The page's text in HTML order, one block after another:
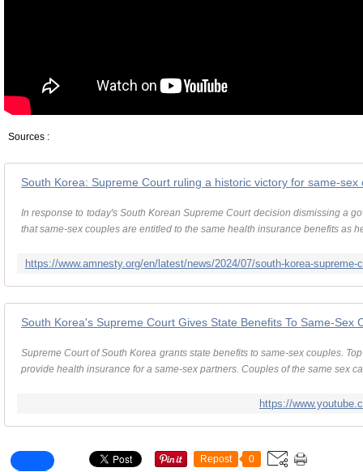
Sources :
South Korea: Supreme Court ruling a historic victory for same-sex
In response to today's South Korean Supreme Court decision dismissing a
that same-sex couples are entitled to the same health insurance benefits as
Supreme Court of South Korea grants state benefits to same-sex couples.
provide health insurance for a same-sex partners. Couples of the same sex
https://
Repost 0